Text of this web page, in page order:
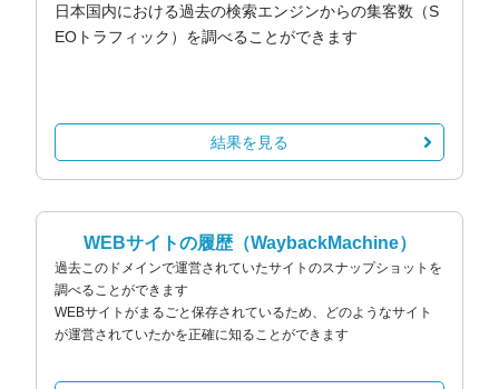
日本国内における過去の検索エンジンからの集客数（S
EOトラフィック）を調べることができます
結果を見る
WEBサイトの履歴（WaybackMachine）
過去このドメインで運営されていたサイトのスナップショットを
調べることができます
WEBサイトがまるごと保存されているため、どのようなサイト
が運営されていたかを正確に知ることができます